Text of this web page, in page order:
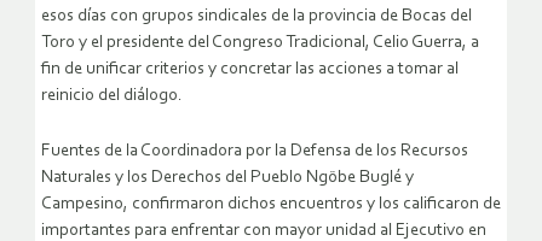
esos días con grupos sindicales de la provincia de Bocas del
Toro y el presidente del Congreso Tradicional, Celio Guerra, a
fin de unificar criterios y concretar las acciones a tomar al
reinicio del diálogo.
Fuentes de la Coordinadora por la Defensa de los Recursos
Naturales y los Derechos del Pueblo Ngöbe Buglé y
Campesino, confirmaron dichos encuentros y los calificaron de
importantes para enfrentar con mayor unidad al Ejecutivo en